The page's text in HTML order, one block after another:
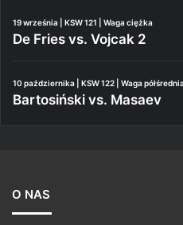
19 września | KSW 121 | Waga ciężka
De Fries vs. Vojcak 2
10 października | KSW 122 | Waga półśrednia
Bartosiński vs. Masaev
O NAS